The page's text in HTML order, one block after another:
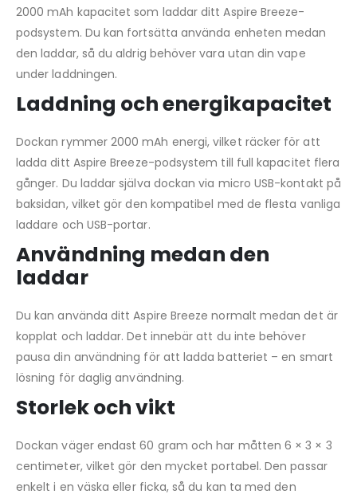
2000 mAh kapacitet som laddar ditt Aspire Breeze-
podsystem. Du kan fortsätta använda enheten medan
den laddar, så du aldrig behöver vara utan din vape
under laddningen.
Laddning och energikapacitet
Dockan rymmer 2000 mAh energi, vilket räcker för att
ladda ditt Aspire Breeze-podsystem till full kapacitet flera
gånger. Du laddar själva dockan via micro USB-kontakt på
baksidan, vilket gör den kompatibel med de flesta vanliga
laddare och USB-portar.
Användning medan den
laddar
Du kan använda ditt Aspire Breeze normalt medan det är
kopplat och laddar. Det innebär att du inte behöver
pausa din användning för att ladda batteriet – en smart
lösning för daglig användning.
Storlek och vikt
Dockan väger endast 60 gram och har måtten 6 × 3 × 3
centimeter, vilket gör den mycket portabel. Den passar
enkelt i en väska eller ficka, så du kan ta med den